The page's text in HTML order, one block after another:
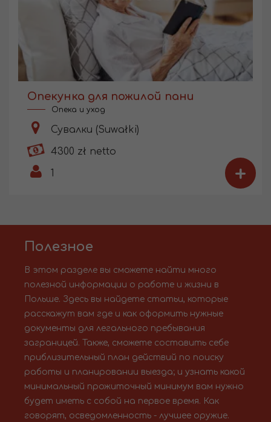
Опекунка для пожилой пани
Опека и уход
Сувалки (Suwałki)
4300 zł netto
1
+
Полезное
В этом разделе вы сможете найти много
полезной информации о работе и жизни в
Польше. Здесь вы найдете статьи, которые
расскажут вам где и как оформить нужные
документы для легального пребывания
заграницей. Также, сможете составить себе
приблизительный план действий по поиску
работы и планировании выезда; и узнать какой
минимальный прожиточный минимум вам нужно
будет иметь с собой на первое время. Как
говорят, осведомленность - лучшее оружие.